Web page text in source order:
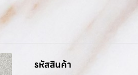
รหัสสินค้า